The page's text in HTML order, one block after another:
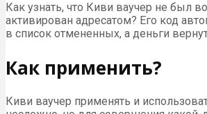
Как узнать, что Киви ваучер не был
активирован адресатом? Его код
в список отмененных, а деньги
Как применить?
Киви ваучер применять и